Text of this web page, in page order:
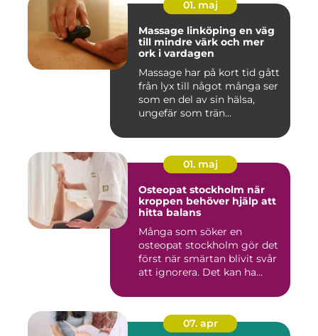
01. maj
Massage linköping en väg
till mindre värk och mer
ork i vardagen
Massage har på kort tid gått
från lyx till något många ser
som en del av sin hälsa,
ungefär som trän...
01. maj
Osteopat stockholm när
kroppen behöver hjälp att
hitta balans
Många som söker en
osteopat stockholm gör det
först när smärtan blivit svår
att ignorera. Det kan ha...
07. apr